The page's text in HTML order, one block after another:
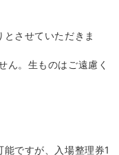
させていただきま
ん。生ものはご遠慮く
ですが、入場整理券1